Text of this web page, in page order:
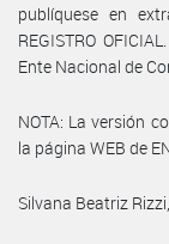
publíquese en
REGISTRO
Ente Nacional de
NOTA: La versión
la página WEB de
Silvana Beatriz